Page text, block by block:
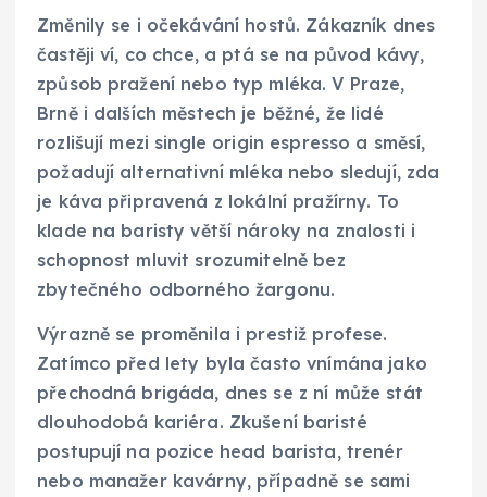
Změnily se i očekávání hostů. Zákazník dnes
častěji ví, co chce, a ptá se na původ kávy,
způsob pražení nebo typ mléka. V Praze,
Brně i dalších městech je běžné, že lidé
rozlišují mezi single origin espresso a směsí,
požadují alternativní mléka nebo sledují, zda
je káva připravená z lokální pražírny. To
klade na baristy větší nároky na znalosti i
schopnost mluvit srozumitelně bez
zbytečného odborného žargonu.
Výrazně se proměnila i prestiž profese.
Zatímco před lety byla často vnímána jako
přechodná brigáda, dnes se z ní může stát
dlouhodobá kariéra. Zkušení baristé
postupují na pozice head barista, trenér
nebo manažer kavárny, případně se sami